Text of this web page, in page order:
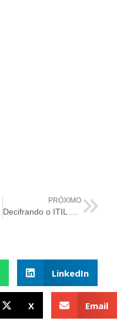
PRÓXIMO
Decifrando o ITIL 4: Entendendo a Cadeia de Valor do Serviço
LinkedIn
X Email